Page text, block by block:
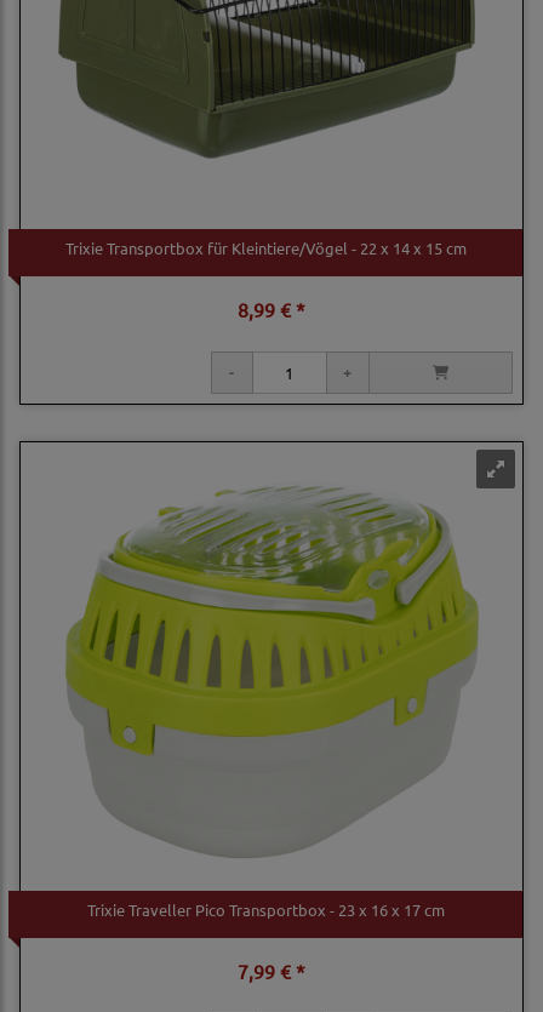
Trixie Transportbox für Kleintiere/Vögel - 22 x 14 x 15 cm
8,99 € *
Trixie Traveller Pico Transportbox - 23 x 16 x 17 cm
7,99 € *